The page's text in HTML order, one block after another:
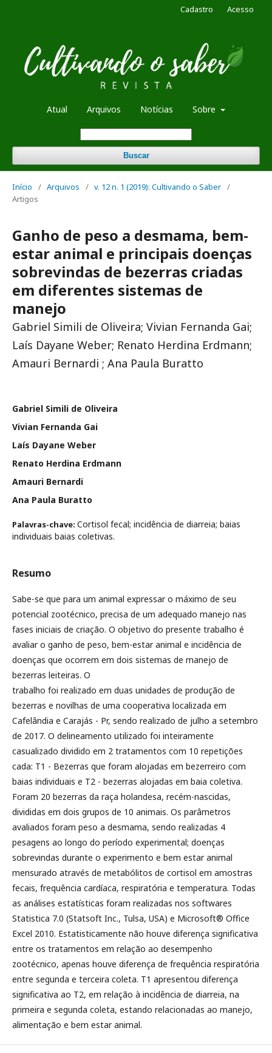
Atual Arquivos Notícias Sobre
Buscar
Cadastro Acesso
Início / Arquivos / v. 12 n. 1 (2019): Cultivando o Saber /
Artigos
Ganho de peso a desmama, bem-
estar animal e principais doenças
sobrevindas de bezerras criadas
em diferentes sistemas de
manejo
Gabriel Simili de Oliveira; Vivian Fernanda Gai;
Laís Dayane Weber; Renato Herdina Erdmann;
Amauri Bernardi ; Ana Paula Buratto
Gabriel Simili de Oliveira
Vivian Fernanda Gai
Laís Dayane Weber
Renato Herdina Erdmann
Amauri Bernardi
Ana Paula Buratto
Palavras-chave: Cortisol fecal; incidência de diarreia; baias
individuais baias coletivas.
Resumo
Sabe-se que para um animal expressar o máximo de seu
potencial zootécnico, precisa de um adequado manejo nas
fases iniciais de criação. O objetivo do presente trabalho é
avaliar o ganho de peso, bem-estar animal e incidência de
doenças que ocorrem em dois sistemas de manejo de
bezerras leiteiras. O
trabalho foi realizado em duas unidades de produção de
bezerras e novilhas de uma cooperativa localizada em
Cafelândia e Carajás - Pr, sendo realizado de julho a setembro
de 2017. O delineamento utilizado foi inteiramente
casualizado dividido em 2 tratamentos com 10 repetições
cada: T1 - Bezerras que foram alojadas em bezerreiro com
baias individuais e T2 - bezerras alojadas em baia coletiva.
Foram 20 bezerras da raça holandesa, recém-nascidas,
divididas em dois grupos de 10 animais. Os parâmetros
avaliados foram peso a desmama, sendo realizadas 4
pesagens ao longo do período experimental; doenças
sobrevindas durante o experimento e bem estar animal
mensurado através de metabólitos de cortisol em amostras
fecais, frequência cardíaca, respiratória e temperatura. Todas
as análises estatísticas foram realizadas nos softwares
Statistica 7.0 (Statsoft Inc., Tulsa, USA) e Microsoft® Office
Excel 2010. Estatisticamente não houve diferença significativa
entre os tratamentos em relação ao desempenho
zootécnico, apenas houve diferença de frequência respiratória
entre segunda e terceira coleta. T1 apresentou diferença
significativa ao T2, em relação à incidência de diarreia, na
primeira e segunda coleta, estando relacionadas ao manejo,
alimentação e bem estar animal.